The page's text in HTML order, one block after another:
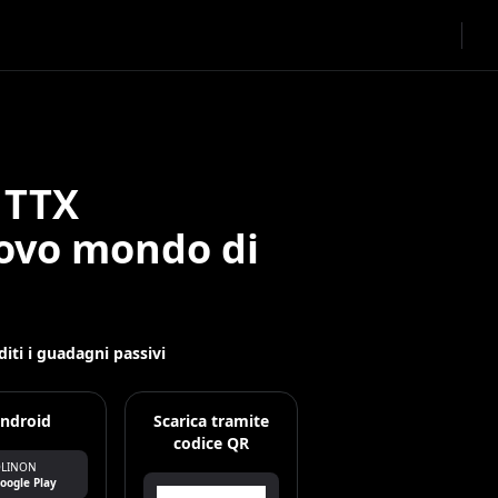
mondo di
i guadagni passivi
Play
Scarica tramite
codice QR